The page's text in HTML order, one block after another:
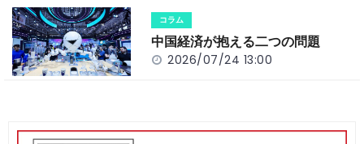
コラム
中国経済が抱える二つの問題
2026/07/24 13:00